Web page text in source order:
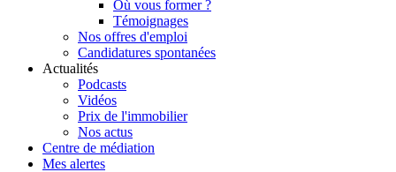
Où vous former ?
Témoignages
Nos offres d'emploi
Candidatures spontanées
Actualités
Podcasts
Vidéos
Prix de l'immobilier
Nos actus
Centre de médiation
Mes alertes